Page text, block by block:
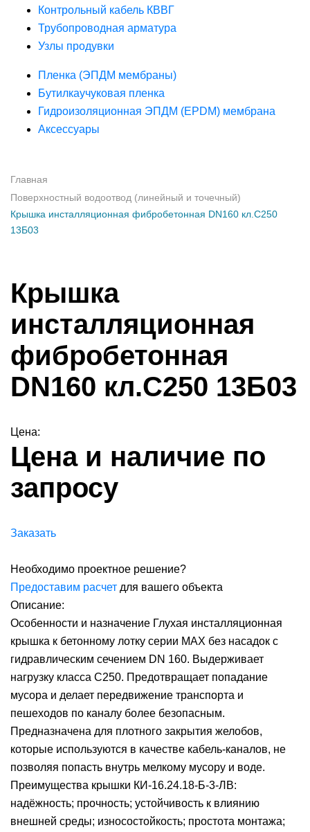
Контрольный кабель КВВГ
Трубопроводная арматура
Узлы продувки
Пленка (ЭПДМ мембраны)
Бутилкаучуковая пленка
Гидроизоляционная ЭПДМ (EPDM) мембрана
Аксессуары
Главная
Поверхностный водоотвод (линейный и точечный)
Крышка инсталляционная фибробетонная DN160 кл.С250
13Б03
Крышка
инсталляционная
фибробетонная
DN160 кл.С250 13Б03
Цена:
Цена и наличие по
запросу
Заказать
Необходимо проектное решение?
Предоставим расчет для вашего объекта
Описание:
Особенности и назначение Глухая инсталляционная
крышка к бетонному лотку серии MAX без насадок с
гидравлическим сечением DN 160. Выдерживает
нагрузку класса С250. Предотвращает попадание
мусора и делает передвижение транспорта и
пешеходов по каналу более безопасным.
Предназначена для плотного закрытия желобов,
которые используются в качестве кабель-каналов, не
позволяя попасть внутрь мелкому мусору и воде.
Преимущества крышки КИ-16.24.18-Б-3-ЛВ:
надёжность; прочность; устойчивость к влиянию
внешней среды; износостойкость; простота монтажа;